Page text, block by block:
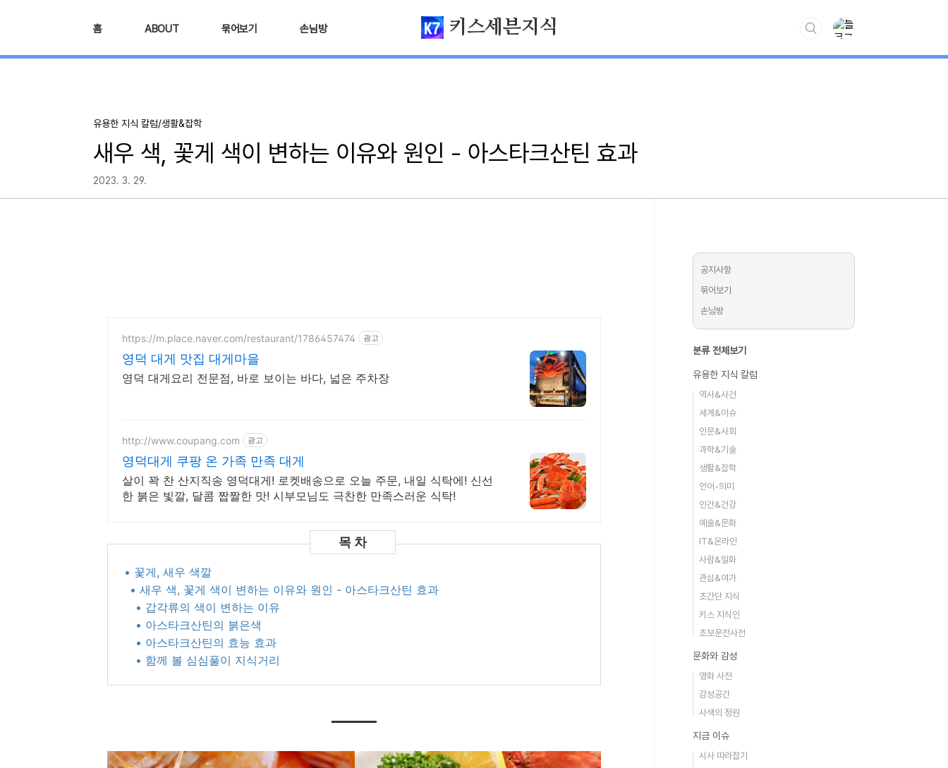
키스세븐지식
홈 ABOUT 묶어보기 손님방
유용한 지식 칼럼/생활&잡학
새우 색, 꽃게 색이 변하는 이유와 원인 - 아스타크산틴 효과
2023. 3. 29.
https://m.place.naver.com/restaurant/1786457474 광고
영덕 대게 맛집 대게마을
영덕 대게요리 전문점, 바로 보이는 바다, 넓은 주차장
http://www.coupang.com 광고
영덕대게 쿠팡 온 가족 만족 대게
살이 꽉 찬 산지직송 영덕대게! 로켓배송으로 오늘 주문, 내일 식탁에! 신선
한 붉은 빛깔, 달콤 짭짤한 맛! 시부모님도 극찬한 만족스러운 식탁!
• 꽃게, 새우 색깔
• 새우 색, 꽃게 색이 변하는 이유와 원인 - 아스타크산틴 효과
• 갑각류의 색이 변하는 이유​
• 아스타크산틴의 붉은색​
• 아스타크산틴의 효능 효과​
• 함께 볼 심심풀이 지식거리
공지사항
묶어보기
손님방
분류 전체보기
유용한 지식 칼럼
역사&사건
세계&이슈
인문&사회
과학&기술
생활&잡학
언어-의미
인간&건강
예술&문화
IT&온라인
사람&일화
관심&여가
초간단 지식
키스 지식인
초보운전사전
문화와 감성
영화 사전
감성공간
사색의 정원
지금 이슈
시사 따라잡기